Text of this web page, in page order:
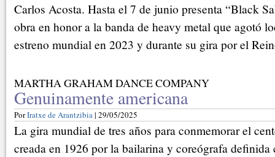
Carlos Acosta. Hasta el 7 de junio presenta “Black
obra en honor a la banda de heavy metal que agotó
estreno mundial en 2023 y durante su gira por el
MARTHA GRAHAM DANCE COMPANY
Genuinamente americana
PorIratxe de Arantzibia| 29/05/2025
La gira mundial de tres años para conmemorar el
creada en 1926 por la bailarina y coreógrafa definida